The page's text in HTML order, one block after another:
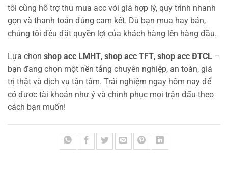
tôi cũng hỗ trợ thu mua acc với giá hợp lý, quy trình nhanh
gọn và thanh toán đúng cam kết. Dù bạn mua hay bán,
chúng tôi đều đặt quyền lợi của khách hàng lên hàng đầu.
Lựa chọn shop acc LMHT, shop acc TFT, shop acc ĐTCL –
bạn đang chọn một nền tảng chuyên nghiệp, an toàn, giá
trị thật và dịch vụ tận tâm. Trải nghiệm ngay hôm nay để
có được tài khoản như ý và chinh phục mọi trận đấu theo
cách bạn muốn!